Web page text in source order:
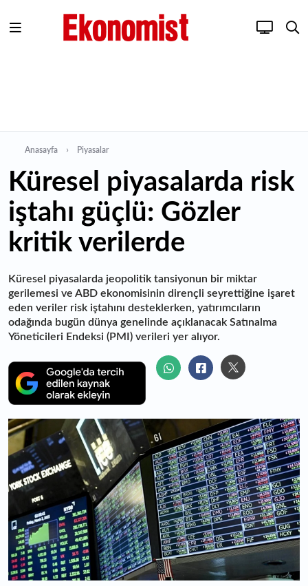
Anasayfa Piyasalar
Küresel piyasalarda risk
iştahı güçlü: Gözler
kritik verilerde
Küresel piyasalarda jeopolitik tansiyonun bir miktar
gerilemesi ve ABD ekonomisinin dirençli seyrettiğine işaret
eden veriler risk iştahını desteklerken, yatırımcıların
odağında bugün dünya genelinde açıklanacak Satınalma
Yöneticileri Endeksi (PMI) verileri yer alıyor.